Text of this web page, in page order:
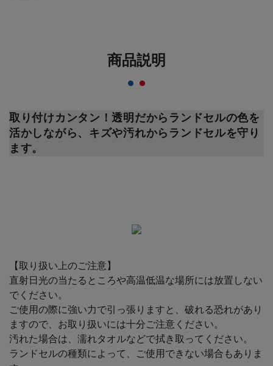
商品説明
取り付けカンタン！透明だからランドセルの色を
活かしながら、キズや汚れからランドセルを守り
ます。
【取り扱い上のご注意】
直射日光の当たるところや高温低温な場所には放置しない
でください。
ご使用の際に強い力で引っ張りますと、破れる恐れがあり
ますので、お取り扱いには十分ご注意ください。
汚れた場合は、濡れタオルなどで拭き取ってください。
ランドセルの種類によって、ご使用できない場合もありま